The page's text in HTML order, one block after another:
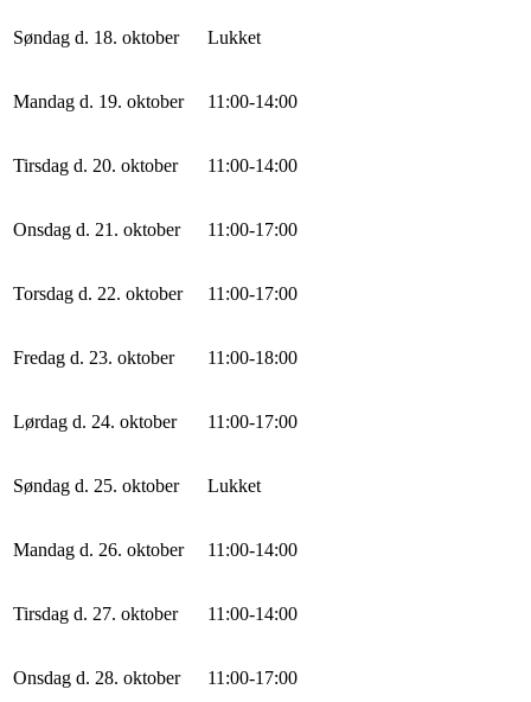
Søndag d. 18. oktober Lukket
Mandag d. 19. oktober 11:00-14:00
Tirsdag d. 20. oktober 11:00-14:00
Onsdag d. 21. oktober 11:00-17:00
Torsdag d. 22. oktober 11:00-17:00
Fredag d. 23. oktober 11:00-18:00
Lørdag d. 24. oktober 11:00-17:00
Søndag d. 25. oktober Lukket
Mandag d. 26. oktober 11:00-14:00
Tirsdag d. 27. oktober 11:00-14:00
Onsdag d. 28. oktober 11:00-17:00